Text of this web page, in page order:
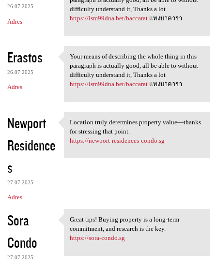
26.07.2025
Adres
difficulty understand it, Thanks a lot
https://lsm99dna.bet/baccaratแทงบาคาร่า
Erastos
26.07.2025
Adres
Your means of describing the
Your means of describing the whole thing in this
paragraph is actually good, all be able to without
difficulty understand it, Thanks a lot
https://lsm99dna.bet/baccaratแทงบาคาร่า
Newport
Residence
s
27.07.2025
Adres
Location truly determines
Location truly determines property value—thanks
for stressing that point.
https://newport-residences-condo.sg
Sora
Condo
27.07.2025
Great tips! Buying property
Great tips! Buying property is a long-term
commitment, and research is the key.
https://sora-condo.sg